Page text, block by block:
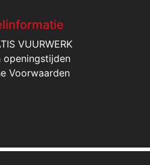
VUURWERK
openingstijden
Voorwaarden